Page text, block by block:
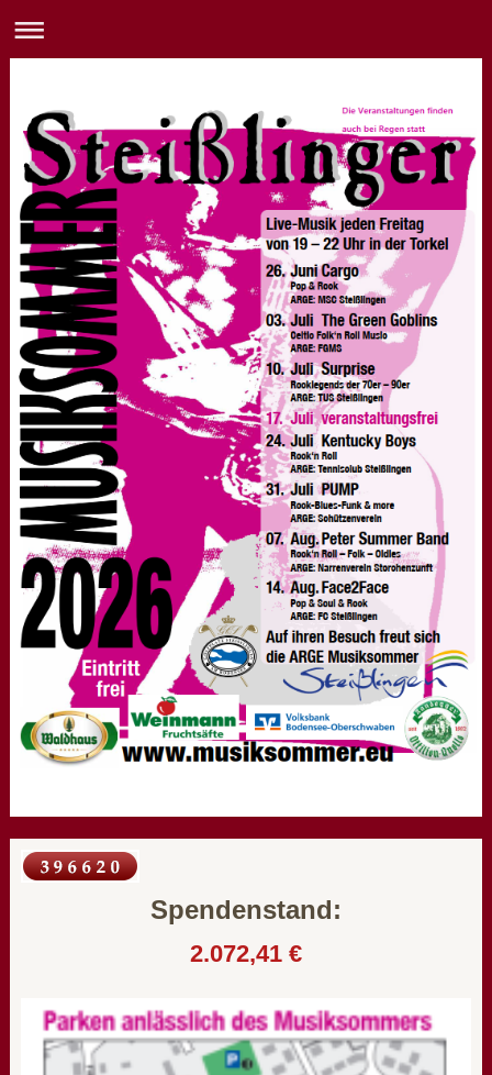
Spendenstand:
2.072,41 €